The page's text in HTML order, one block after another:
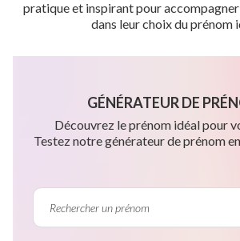
pratique et inspirant pour
dans leur choix du prénom
GÉNÉRATEUR DE
Découvrez le prénom idéal pour
Testez notre générateur de prénom